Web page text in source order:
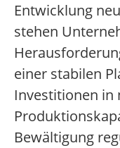
Entwicklung
stehen
einer stabilen
Investitionen in
Bewältigung